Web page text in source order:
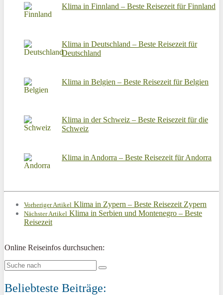
Klima in Finnland – Beste Reisezeit für Finnland
Klima in Deutschland – Beste Reisezeit für
Deutschland
Klima in Belgien – Beste Reisezeit für Belgien
Klima in der Schweiz – Beste Reisezeit für die
Schweiz
Klima in Andorra – Beste Reisezeit für Andorra
Vorheriger Artikel Klima in Zypern – Beste Reisezeit Zypern
Nächster Artikel Klima in Serbien und Montenegro – Beste
Reisezeit
Online Reiseinfos durchsuchen:
Beliebteste Beiträge: